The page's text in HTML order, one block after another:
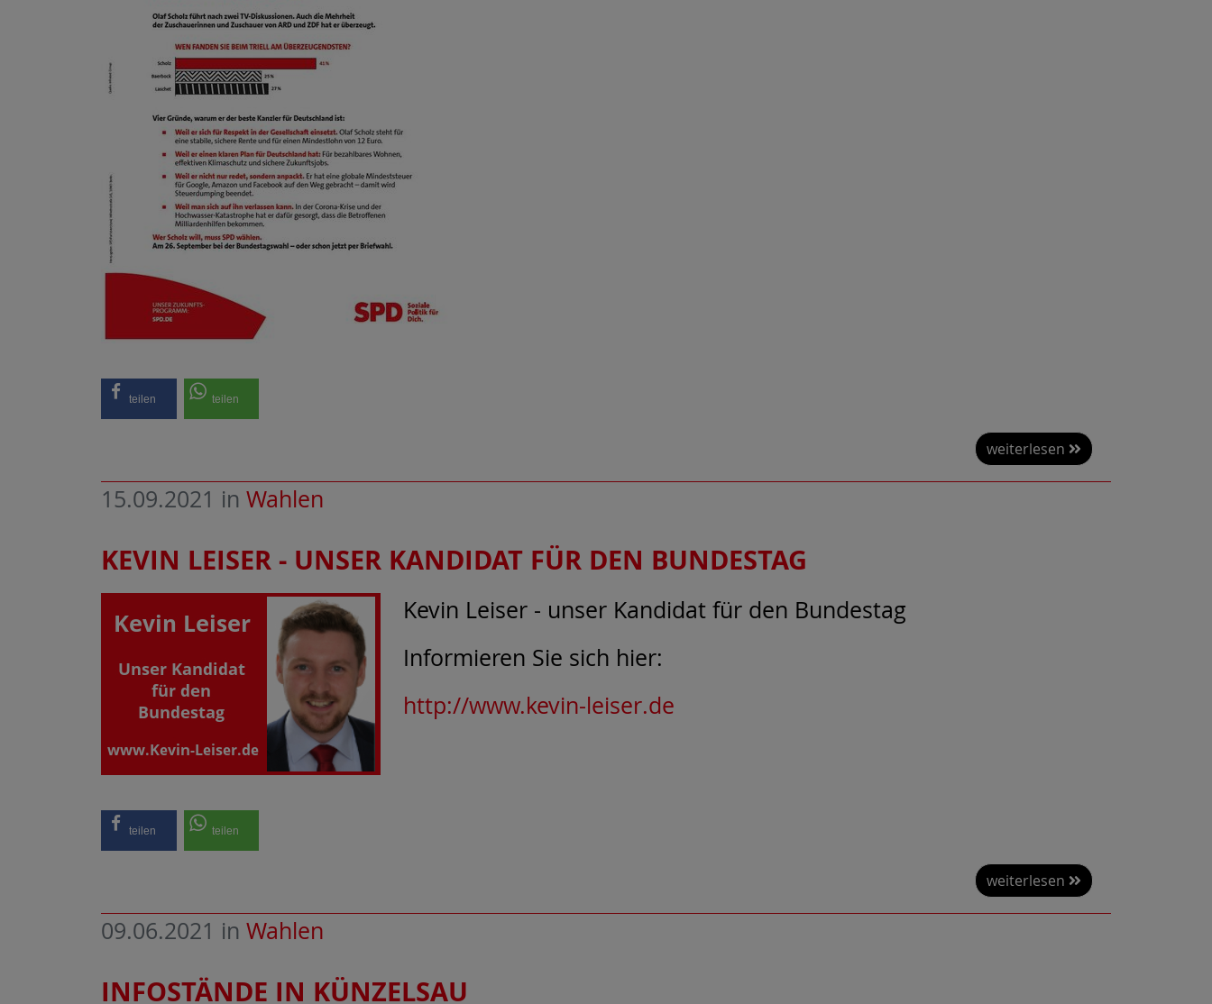
teilen teilen
weiterlesen
15.09.2021 in Wahlen
KEVIN LEISER - UNSER KANDIDAT FÜR DEN BUNDESTAG
Kevin Leiser - unser Kandidat für den Bundestag
Informieren Sie sich hier:
http://www.kevin-leiser.de
teilen teilen
weiterlesen
09.06.2021 in Wahlen
INFOSTÄNDE IN KÜNZELSAU